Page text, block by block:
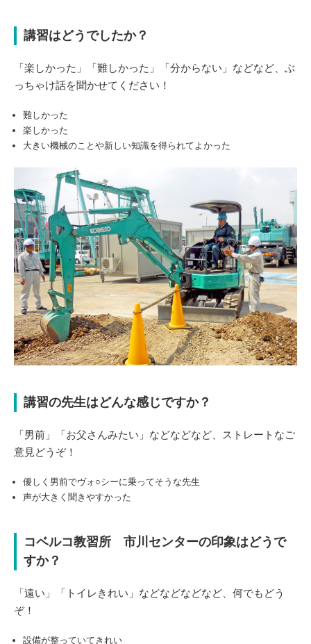
講習はどうでしたか？
「楽しかった」「難しかった」「分からない」などなど、ぶ
っちゃけ話を聞かせてください！
難しかった
楽しかった
大きい機械のことや新しい知識を得られてよかった
講習の先生はどんな感じですか？
「男前」「お父さんみたい」などなどなど、ストレートなご
意見どうぞ！
優しく男前でヴォ○シーに乗ってそうな先生
声が大きく聞きやすかった
コベルコ教習所 市川センターの印象はどうで
すか？
「遠い」「トイレきれい」などなどなどなど、何でもどう
ぞ！
設備が整っていてきれい